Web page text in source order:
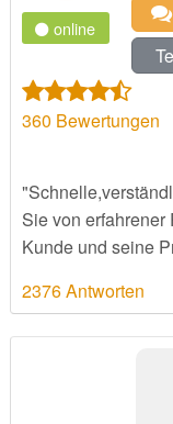
online
360 Bewertungen
Sie von
Kunde und seine
2376 Antworten